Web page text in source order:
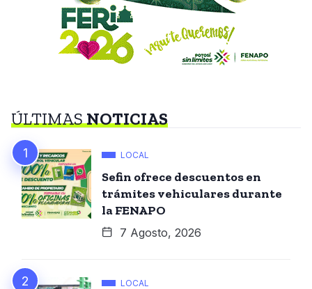
ÚLTIMASNOTICIAS
LOCAL
Sefin ofrece descuentos en
trámites vehiculares durante
la FENAPO
7 Agosto, 2026
LOCAL